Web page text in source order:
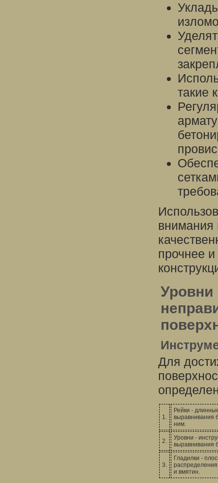
такие
внимания
прочнее и
Уровни
Для
1.
Рейки -
выравнивания
ним.
2.
Уровни -
выравнивания
3.
Гладилки -
и вмятин.